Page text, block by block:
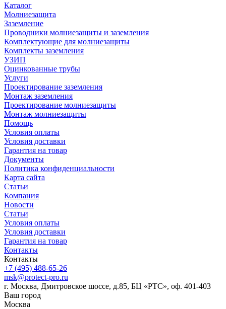
Каталог
Молниезащита
Заземление
Проводники молниезащиты и заземления
Комплектующие для молниезащиты
Комплекты заземления
УЗИП
Оцинкованные трубы
Услуги
Проектирование заземления
Монтаж заземления
Проектирование молниезащиты
Монтаж молниезащиты
Помощь
Условия оплаты
Условия доставки
Гарантия на товар
Документы
Политика конфиденциальности
Карта сайта
Статьи
Компания
Новости
Статьи
Условия оплаты
Условия доставки
Гарантия на товар
Контакты
Контакты
+7 (495) 488-65-26
msk@protect-pro.ru
г. Москва, Дмитровское шоссе, д.85, БЦ «РТС», оф. 401-403
Ваш город
Москва